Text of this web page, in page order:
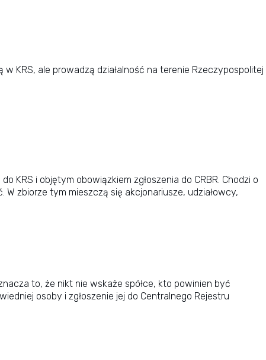
KRS, ale prowadzą działalność na terenie Rzeczypospolitej
i objętym obowiązkiem zgłoszenia do CRBR. Chodzi o
zbiorze tym mieszczą się akcjonariusze, udziałowcy,
to, że nikt nie wskaże spółce, kto powinien być
osoby i zgłoszenie jej do Centralnego Rejestru